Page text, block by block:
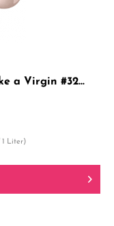
a Virgin #32...
1 Liter)